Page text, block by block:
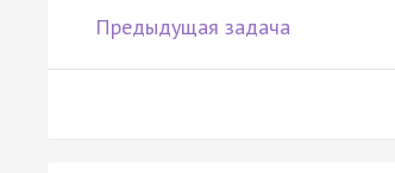
Предыдущая задача